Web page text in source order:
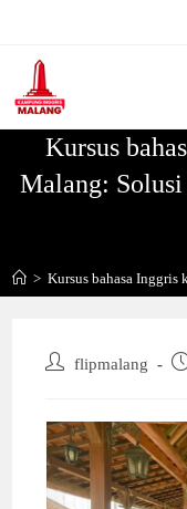
content
Kursus
Malang:
> Kursus bahasa
Post
flipmalang